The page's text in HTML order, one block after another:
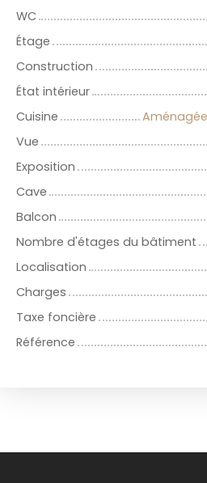
WC
Étage
Construction
État intérieur
Cuisine
Vue
Exposition
Cave
Balcon
Nombre d'étages du bâtiment
Localisation
Charges
Taxe foncière
Référence